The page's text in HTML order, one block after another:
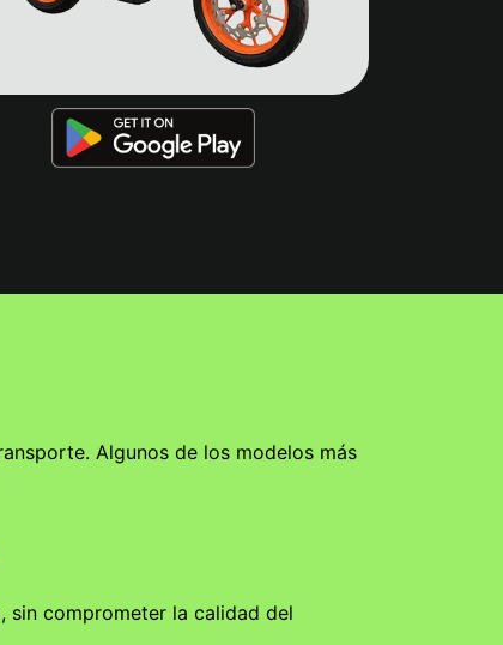
Algunos de los modelos más
sin comprometer la calidad del